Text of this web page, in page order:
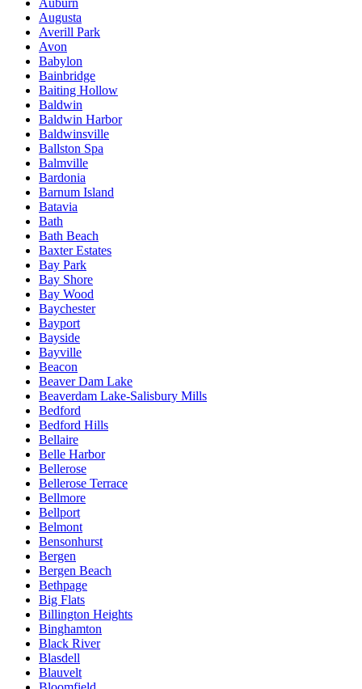
Augusta
Averill Park
Avon
Babylon
Bainbridge
Baiting Hollow
Baldwin
Baldwin Harbor
Baldwinsville
Ballston Spa
Balmville
Bardonia
Barnum Island
Batavia
Bath
Bath Beach
Baxter Estates
Bay Park
Bay Shore
Bay Wood
Baychester
Bayport
Bayside
Bayville
Beacon
Beaver Dam Lake
Beaverdam Lake-Salisbury Mills
Bedford
Bedford Hills
Bellaire
Belle Harbor
Bellerose
Bellerose Terrace
Bellmore
Bellport
Belmont
Bensonhurst
Bergen
Bergen Beach
Bethpage
Big Flats
Billington Heights
Binghamton
Black River
Blasdell
Blauvelt